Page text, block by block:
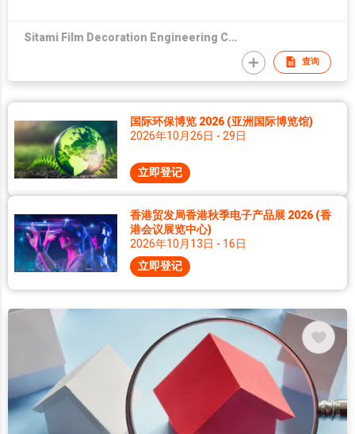
Sitami Film Decoration Engineering Co Ltd
查询
国际环保博览 2026 (亚洲国际博览馆)
2026年10月26日 - 29日
立即登记
香港贸发局香港秋季电子产品展 2026 (香
港会议展览中心)
2026年10月13日 - 16日
立即登记